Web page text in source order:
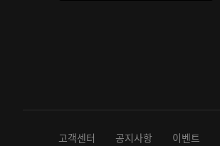
고객센터 공지사항 이벤트